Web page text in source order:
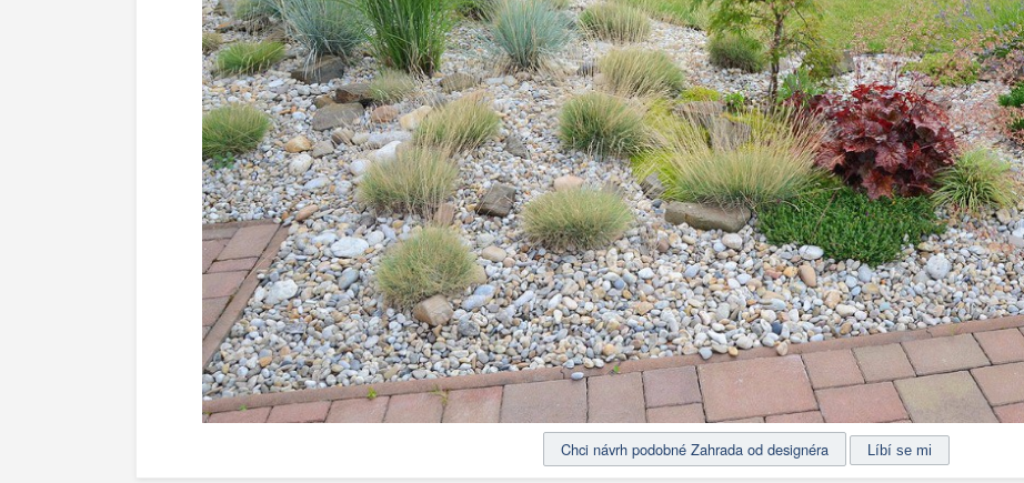
Chci návrh podobné Zahrada od designéra